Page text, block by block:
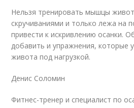
Нельзя тренировать мышцы
скручиваниями и только лежа на
привести к искривлению осанки.
добавить и упражнения, которые
живота под нагрузкой.
Денис Соломин
Фитнес-тренер и специалист по